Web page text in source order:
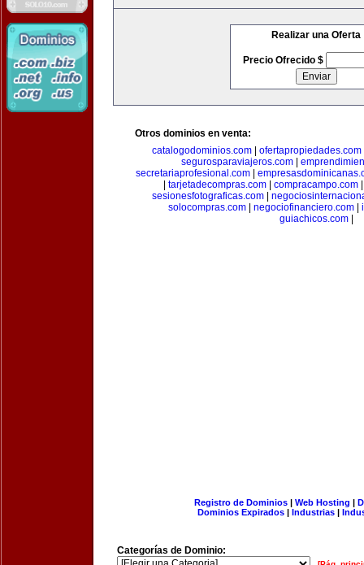
Realizar una Oferta
Precio Ofrecido $
Otros dominios en venta:
catalogodominios.com| ofertapropiedades.com
segurosparaviajeros.com
secretariaprofesional.com|
tarjetadecompras.com compracampo.com
sesionesfotograficas.com
solocompras.com| negociofinanciero.com|
guiachicos.com|
Registro de Dominios| Web Hosting |
Dominios Expirados | Industrias |
Categorías de Dominio: